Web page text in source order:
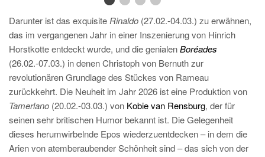
Darunter ist das exquisite Rinaldo (27.02.-04.03.) zu erwähnen,
das im vergangenen Jahr in einer Inszenierung von Hinrich
Horstkotte entdeckt wurde, und die genialenBoréades
(26.02.-07.03.) in denen Christoph von Bernuth zur
revolutionären Grundlage des Stückes von Rameau
zurückkehrt. Die Neuheit im Jahr 2026 ist eine Produktion von
Tamerlano (20.02.-03.03.) von Kobie van Rensburg, der für
seinen sehr britischen Humor bekannt ist. Die Gelegenheit
dieses herumwirbelnde Epos wiederzuentdecken – in dem die
Arien von atemberaubender Schönheit sind – das sich von der